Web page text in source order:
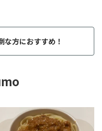
な方におすすめ！